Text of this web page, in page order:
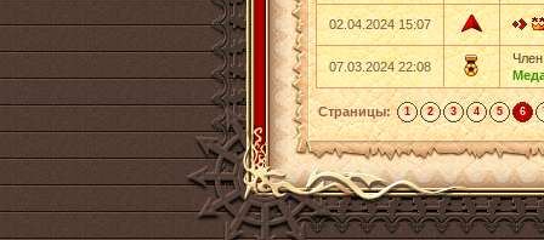
02.04.2024 15:07
07.03.2024 22:08
Страницы: 1 2 3 4 5 6